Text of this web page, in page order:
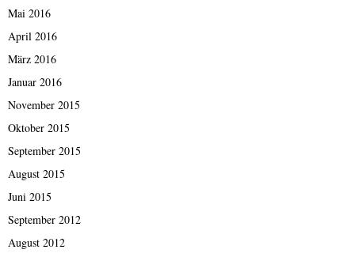
Mai 2016
April 2016
März 2016
Januar 2016
November 2015
Oktober 2015
September 2015
August 2015
Juni 2015
September 2012
August 2012